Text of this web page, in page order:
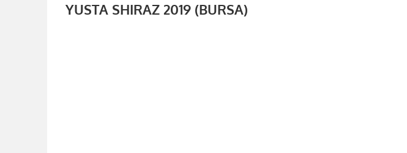
YUSTA SHIRAZ 2019 (BURSA)